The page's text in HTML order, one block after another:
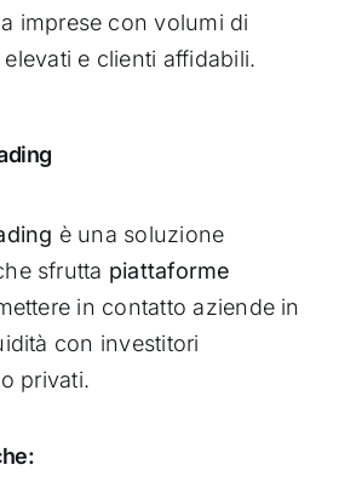
imprese con volumi di
e clienti affidabili.
è una soluzione
sfrutta piattaforme
in contatto aziende in
con investitori
privati.